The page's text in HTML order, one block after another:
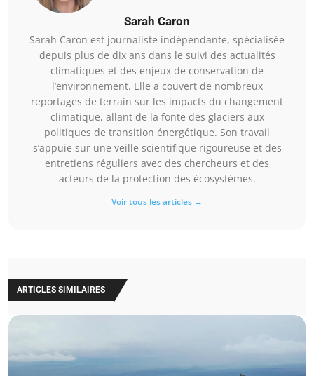
Sarah Caron
Sarah Caron est journaliste indépendante, spécialisée
depuis plus de dix ans dans le suivi des actualités
climatiques et des enjeux de conservation de
l’environnement. Elle a couvert de nombreux
reportages de terrain sur les impacts du changement
climatique, allant de la fonte des glaciers aux
politiques de transition énergétique. Son travail
s’appuie sur une veille scientifique rigoureuse et des
entretiens réguliers avec des chercheurs et des
acteurs de la protection des écosystèmes.
Voir tous les articles →
ARTICLES SIMILAIRES